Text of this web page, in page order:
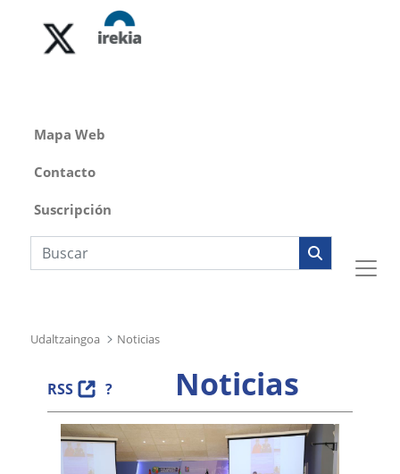
Mapa Web
Contacto
Suscripción
Búsqueda web
Udaltzaingoa Noticias
RSS ? Noticias